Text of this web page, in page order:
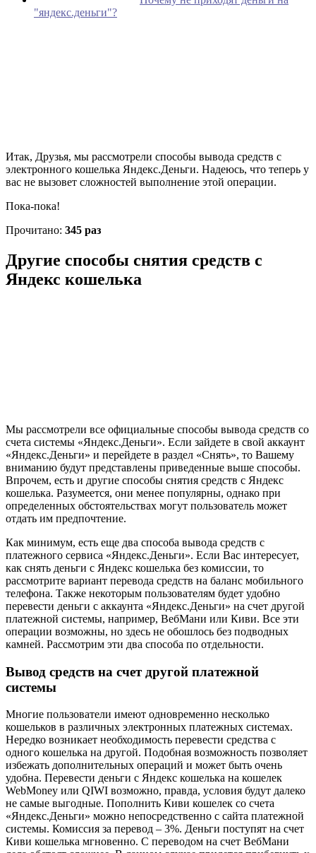
"яндекс.деньги"?
Итак, Друзья, мы рассмотрели способы вывода средств с
электронного кошелька Яндекс.Деньги. Надеюсь, что теперь у
вас не вызовет сложностей выполнение этой операции.
Пока-пока!
Прочитано: 345 раз
Другие способы снятия средств с
Яндекс кошелька
Мы рассмотрели все официальные способы вывода средств со
счета системы «Яндекс.Деньги». Если зайдете в свой аккаунт
«Яндекс.Деньги» и перейдете в раздел «Снять», то Вашему
вниманию будут представлены приведенные выше способы.
Впрочем, есть и другие способы снятия средств с Яндекс
кошелька. Разумеется, они менее популярны, однако при
определенных обстоятельствах могут пользователь может
отдать им предпочтение.
Как минимум, есть еще два способа вывода средств с
платежного сервиса «Яндекс.Деньги». Если Вас интересует,
как снять деньги с Яндекс кошелька без комиссии, то
рассмотрите вариант перевода средств на баланс мобильного
телефона. Также некоторым пользователям будет удобно
перевести деньги с аккаунта «Яндекс.Деньги» на счет другой
платежной системы, например, ВебМани или Киви. Все эти
операции возможны, но здесь не обошлось без подводных
камней. Рассмотрим эти два способа по отдельности.
Вывод средств на счет другой платежной
системы
Многие пользователи имеют одновременно несколько
кошельков в различных электронных платежных системах.
Нередко возникает необходимость перевести средства с
одного кошелька на другой. Подобная возможность позволяет
избежать дополнительных операций и может быть очень
удобна. Перевести деньги с Яндекс кошелька на кошелек
WebMoney или QIWI возможно, правда, условия будут далеко
не самые выгодные. Пополнить Киви кошелек со счета
«Яндекс.Деньги» можно непосредственно с сайта платежной
системы. Комиссия за перевод – 3%. Деньги поступят на счет
Киви кошелька мгновенно. С переводом на счет ВебМани